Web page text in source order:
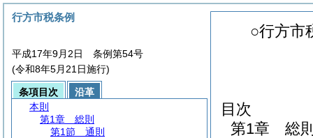
○行方市
目次
第1章
総
行方市税条例
平成17年9月2日 条例第54号
(令和8年5月21日施行)
条項目次
沿革
本則
第1章
総則
第1節
通則